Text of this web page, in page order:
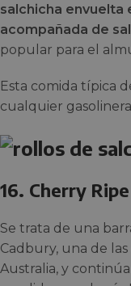
salchicha envuelta
acompañada de
popular para el
Esta comida típica
cualquier
16. Cherry
Se trata de una
Cadbury, una de
Australia, y